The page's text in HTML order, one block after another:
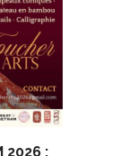
2026 :